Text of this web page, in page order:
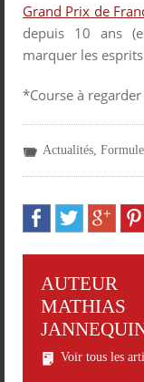
Grand Prix de
depuis 10 ans
marquer les
*Course à
Actualités,
AUTEUR
MATHIAS
Voir tous les